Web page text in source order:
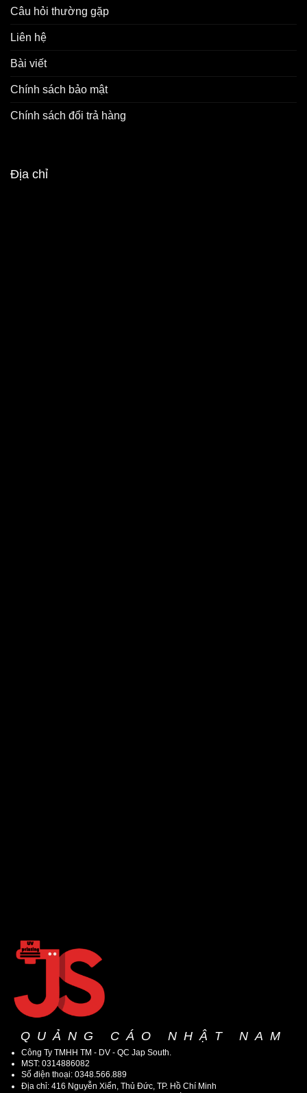
QUẢNG CÁO NHẬT NAM
Công Ty TMHH TM - DV - QC Jap South.
MST: 0314886082
Số điện thoại: 0348.566.889
Địa chỉ: 416 Nguyễn Xiển, Thủ Đức, TP. Hồ Chí Minh
Câu hỏi thường gặp
Liên hệ
Bài viết
Chính sách bảo mật
Chính sách đổi trả hàng
Địa chỉ